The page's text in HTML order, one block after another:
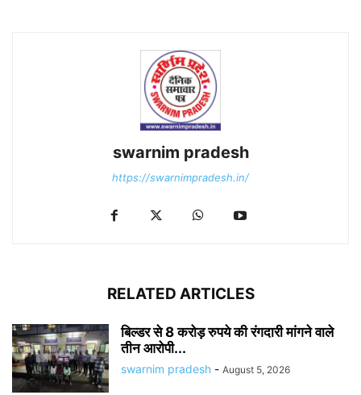
swarnim pradesh
https://swarnimpradesh.in/
RELATED ARTICLES
बिल्डर से 8 करोड़ रुपये की रंगदारी मांगने वाले
तीन आरोपी...
swarnim pradesh - August 5, 2026